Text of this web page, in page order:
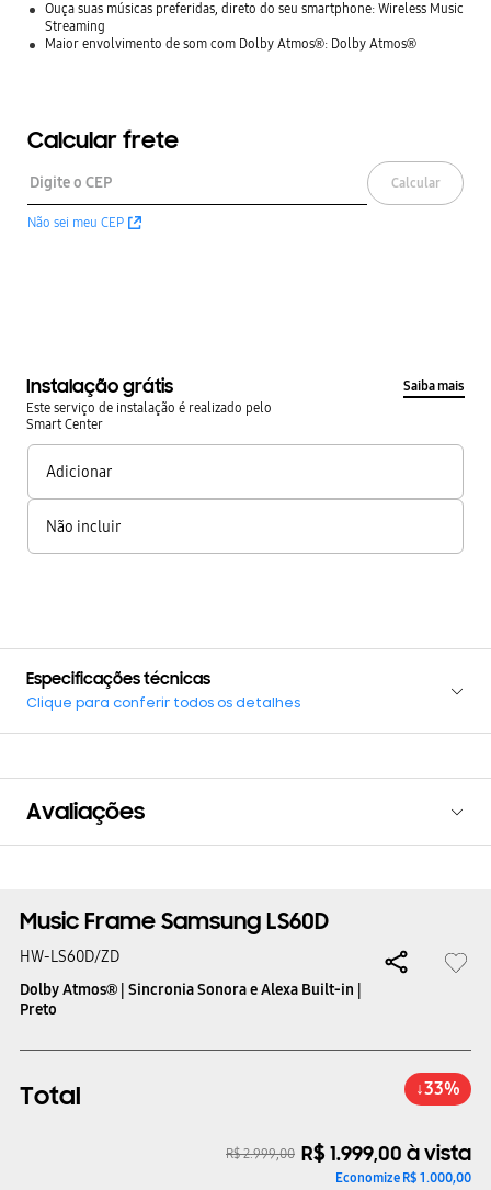
Ouça suas músicas preferidas, direto do seu smartphone: Wireless Music
Streaming
Maior envolvimento de som com Dolby Atmos®: Dolby Atmos®
Calcular frete
Calcular
Não sei meu CEP
Instalação grátis
Saiba mais
Este serviço de instalação é realizado pelo
Smart Center
Adicionar
Não incluir
Especificações técnicas
Clique para conferir todos os detalhes
Avaliações
Music Frame Samsung LS60D
HW-LS60D/ZD
Dolby Atmos® | Sincronia Sonora e Alexa Built-in |
Preto
Total
R$ 2.999,00 R$1.999,00 à vista
Economize R$ 1 .000,00
↓33%